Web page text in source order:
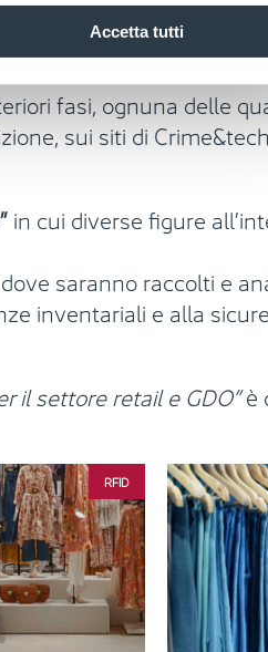
Accetta tutti
di tutti gli attori in
guidacomuni basate
fasi, ognuna delle
sui siti di
in cui diverse figure
saranno raccolti e
inventariali e alla
il settore retail e GDO”è
RFID